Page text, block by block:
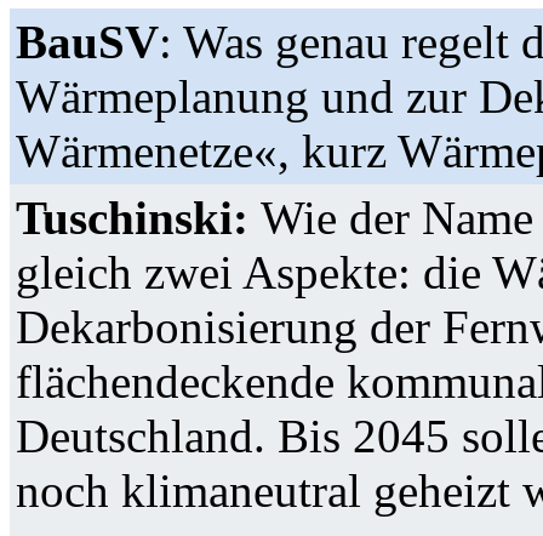
BauSV: Was genau regelt
Wärmeplanung und zur
Wärmenetze«, kurz
Tuschinski: Wie der Name
gleich zwei Aspekte: die
Dekarbonisierung der
flächendeckende
Deutschland. Bis 2045
noch klimaneutral geheizt